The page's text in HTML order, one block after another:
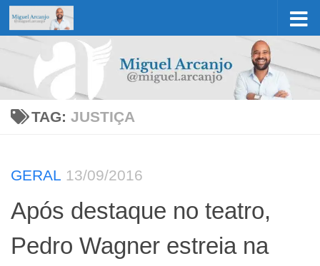
Skip to content
TAG: JUSTIÇA
GERAL 13/09/2016
Após destaque no teatro,
Pedro Wagner estreia na